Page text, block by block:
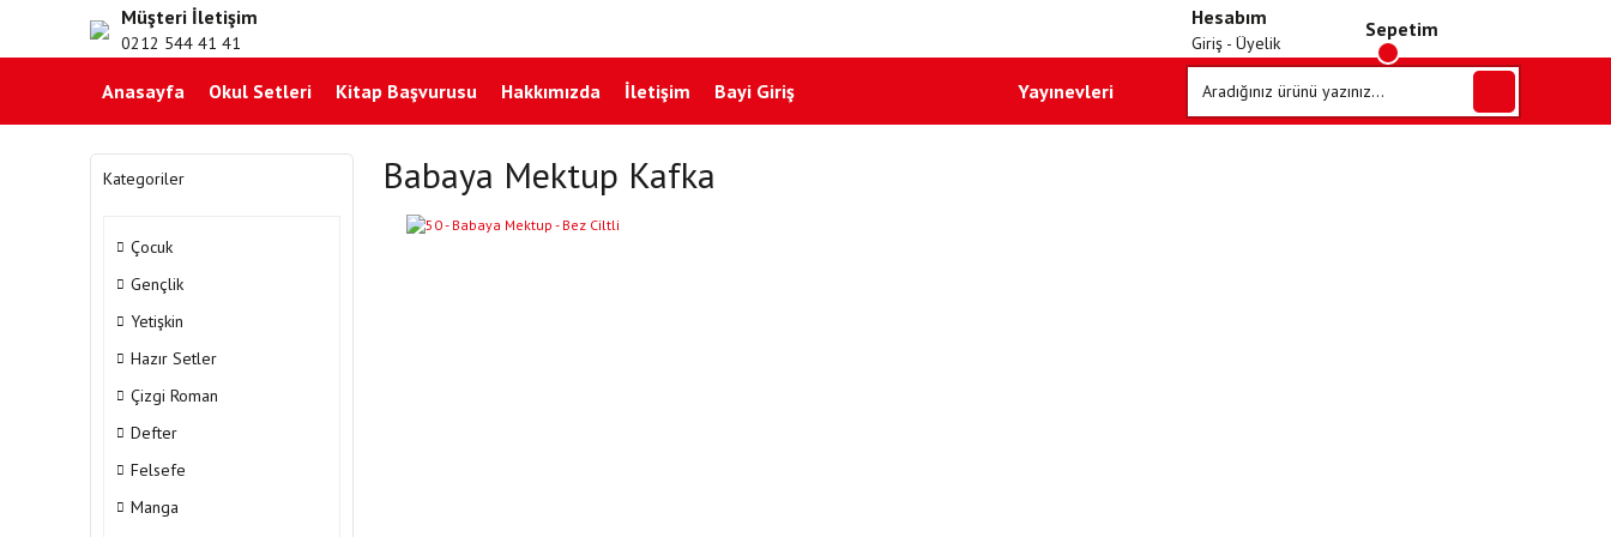
Müşteri İletişim
0212 544 41 41
Hesabım
Giriş - Üyelik
Sepetim
Anasayfa Okul Setleri Kitap Başvurusu Hakkımızda İletişim Bayi Giriş Yayınevleri
Kategoriler
Çocuk
Gençlik
Yetişkin
Hazır Setler
Çizgi Roman
Defter
Felsefe
Manga
Babaya Mektup Kafka